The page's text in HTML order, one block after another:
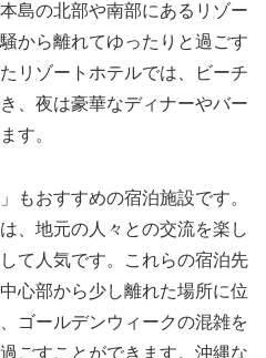
島の北部や南部にあるリゾー
から離れてゆったりと過ごす
リゾートホテルでは、ビーチ
、夜は豪華なディナーやバー
す。
もおすすめの宿泊施設です。
、地元の人々との交流を楽し
て人気です。これらの宿泊先
心部から少し離れた場所に位
ゴールデンウィークの混雑を
ごすことができます。沖縄な